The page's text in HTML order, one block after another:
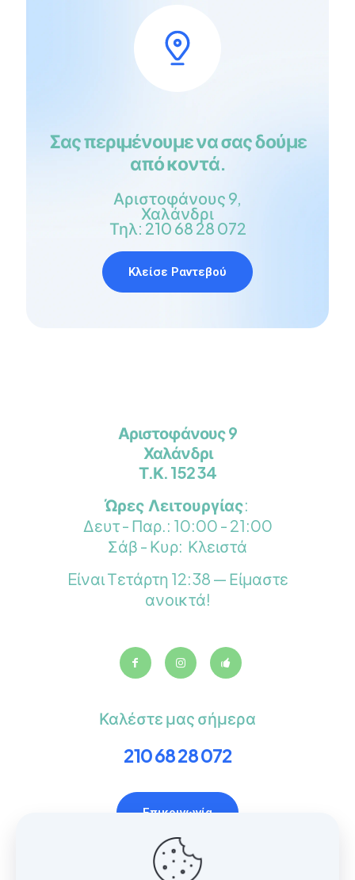
Σας περιμένουμε να σας δούμε
από κοντά.
Αριστοφάνους 9,
Χαλάνδρι
Τηλ: 210 68 28 072
Κλείσε Ραντεβού
Αριστοφάνους 9
Χαλάνδρι
Τ.Κ. 152 34
Ώρες Λειτουργίας:
Δευτ - Παρ.: 10:00 - 21:00
Σάβ - Κυρ: Κλειστά
Eίναι Τετάρτη 12:38 — Είμαστε
ανοικτά!
Καλέστε μας σήμερα
210 68 28 072
Επικοινωνία
Χρήσιμοι Σύνδεσμοι